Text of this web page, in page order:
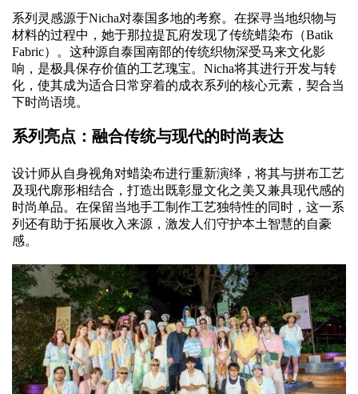
系列灵感源于Nicha对泰国多地的考察。在探寻当地织物与
材料的过程中，她于那拉提瓦府发现了传统蜡染布（Batik
Fabric）。这种源自泰国南部的传统织物深受马来文化影
响，是极具保存价值的工艺瑰宝。Nicha将其进行开发与转
化，使其成为适合日常穿着的成衣系列的核心元素，契合当
下时尚语境。
系列亮点：融合传统与现代的时尚表达
设计师从自身视角对蜡染布进行重新演绎，将其与拼布工艺
及现代廓形相结合，打造出既彰显文化之美又兼具现代感的
时尚单品。在保留当地手工制作工艺独特性的同时，这一系
列还有助于拓展收入来源，激发人们守护本土智慧的自豪
感。